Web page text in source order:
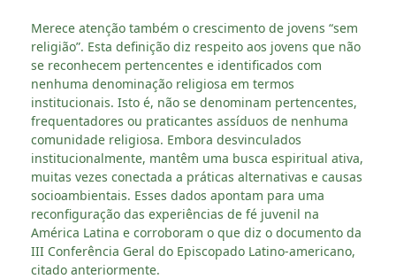
Merece atenção também o crescimento de jovens “sem
religião”. Esta definição diz respeito aos jovens que não
se reconhecem pertencentes e identificados com
nenhuma denominação religiosa em termos
institucionais. Isto é, não se denominam pertencentes,
frequentadores ou praticantes assíduos de nenhuma
comunidade religiosa. Embora desvinculados
institucionalmente, mantêm uma busca espiritual ativa,
muitas vezes conectada a práticas alternativas e causas
socioambientais. Esses dados apontam para uma
reconfiguração das experiências de fé juvenil na
América Latina e corroboram o que diz o documento da
III Conferência Geral do Episcopado Latino-americano,
citado anteriormente.